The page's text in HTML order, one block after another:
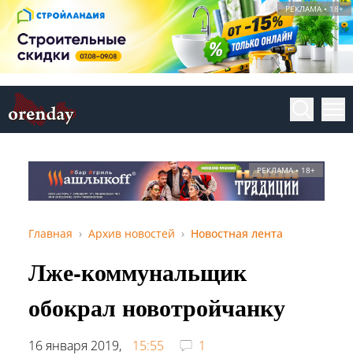
РЕКЛАМА • 18+
РЕКЛАМА • 18+
Главная Архив новостей Новостная лента
Лже-коммунальщик
обокрал новотройчанку
16 января 2019, 15:55
1